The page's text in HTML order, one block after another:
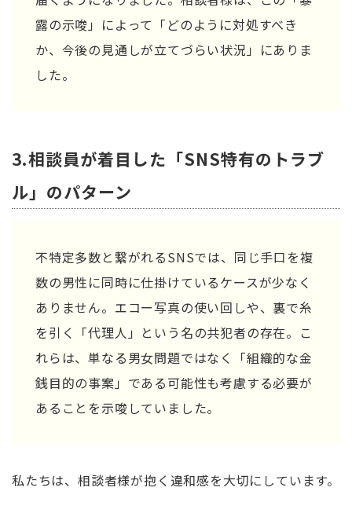
露の示唆」によって「どのように対処すべき
か、今後の見通しが立てづらい状況」にありま
した。
3.相談員が着目した「SNS特有のトラブ
ル」のパターン
不特定多数と繋がれるSNSでは、同じ手口を複
数の男性に同時に仕掛けているケースが少なく
ありません。エコー写真の使い回しや、裏で糸
を引く「代理人」という名の共犯者の存在。こ
れらは、単なる男女問題ではなく「組織的な金
銭目的の事案」である可能性も考慮する必要が
あることを示唆していました。
私たちは、相談者様が抱く違和感を大切にしています。